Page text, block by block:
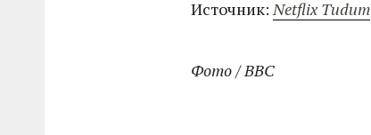
Источник:Netflix Tudum
Фото / BBC